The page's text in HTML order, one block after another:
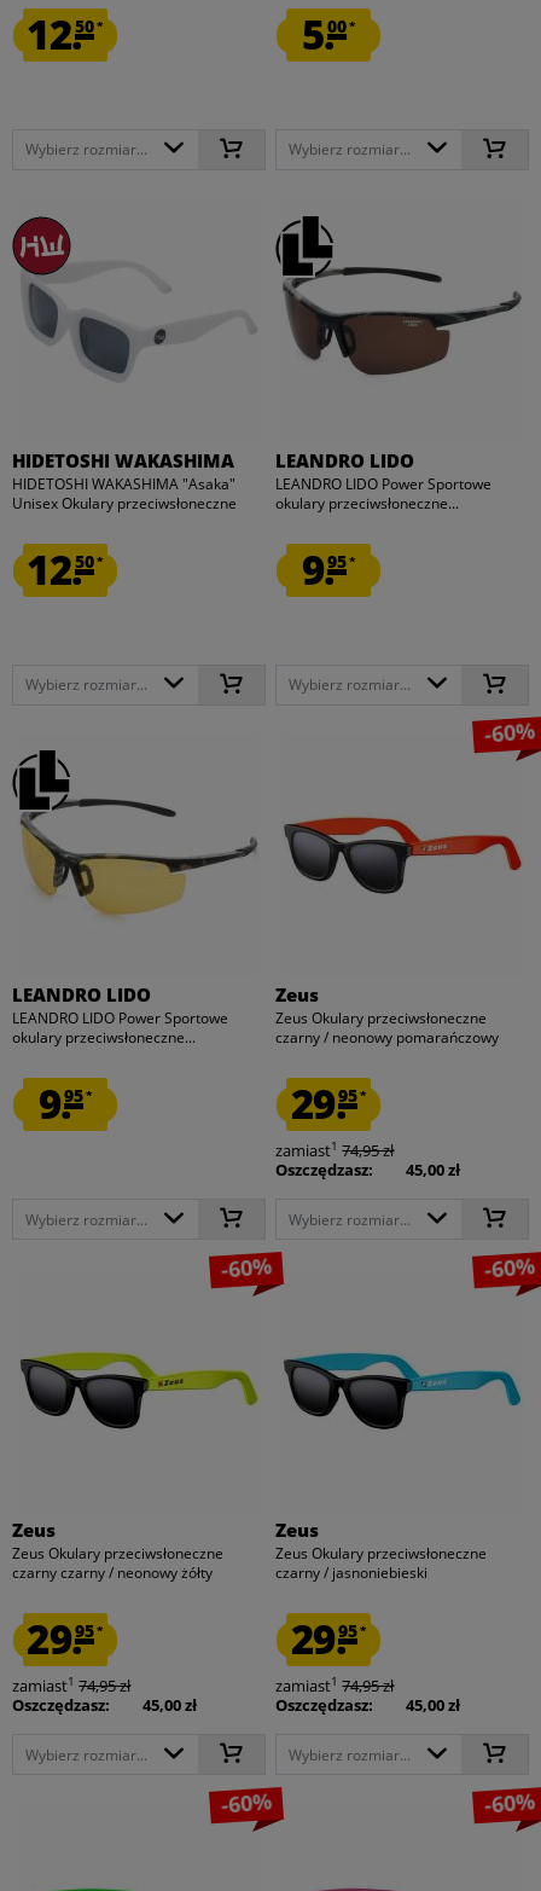
12.50*
Wybierz rozmiar...
5.00*
Wybierz rozmiar...
HIDETOSHI WAKASHIMA
HIDETOSHI WAKASHIMA "Asaka"
Unisex Okulary przeciwsłoneczne
12.50*
Wybierz rozmiar...
LEANDRO LIDO
LEANDRO LIDO Power Sportowe
okulary przeciwsłoneczne...
9.95*
Wybierz rozmiar...
LEANDRO LIDO
LEANDRO LIDO Power Sportowe
okulary przeciwsłoneczne...
9.95*
Wybierz rozmiar...
-60%
Zeus
Zeus Okulary przeciwsłoneczne
czarny / neonowy pomarańczowy
29.95*
zamiast1 74,95 zł
Oszczędzasz:
45,00 zł
Wybierz rozmiar...
-60%
Zeus
Zeus Okulary przeciwsłoneczne
czarny czarny / neonowy żółty
29.95*
zamiast1 74,95 zł
Oszczędzasz:
45,00 zł
Wybierz rozmiar...
-60%
Zeus
Zeus Okulary przeciwsłoneczne
czarny / jasnoniebieski
29.95*
zamiast1 74,95 zł
Oszczędzasz:
45,00 zł
Wybierz rozmiar...
-60% -60%